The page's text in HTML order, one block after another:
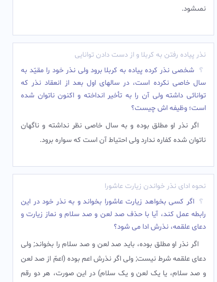
نمى‏شود.
نذر پیاده رفتن به کربلا و از دست دادن توانایی
شخصی نذر کرده پیاده به کربلا برود ولی نذر خود را مقیّد به
سال خاصی نکرده است، در سالهای اول بعد از انعقاد نذر که
توانائی داشته ولی آن را به تأخیر انداخته و اکنون ناتوان شده
است؛ وظیفه اش چیست؟
اگر نذر او مطلق بوده و به سال خاصی نظر نداشته و ناگهان
ناتوان شده کفاره ندارد ولی احتیاط آن است که سواره برود.
نحوه ادای نذر خواندن زیارت عاشورا
اگر کسى بخواهد زیارت عاشورا بخواند و به نذر خود در این
رابطه عمل کند، آیا با حذف صد لعن و صد سلام و نماز زیارت و
دعاى علقمه، نذرش ادا مى شود؟
اگر نذر او مطلق بوده، باید صد لعن و صد سلام را بخواند; ولى
دعاى علقمه شرط نیست; ولى اگر نذرش اعم بوده (اعمّ از صد لعن
و صد سلام، یا یک لعن و یک سلام) در این صورت، هر دو رقم